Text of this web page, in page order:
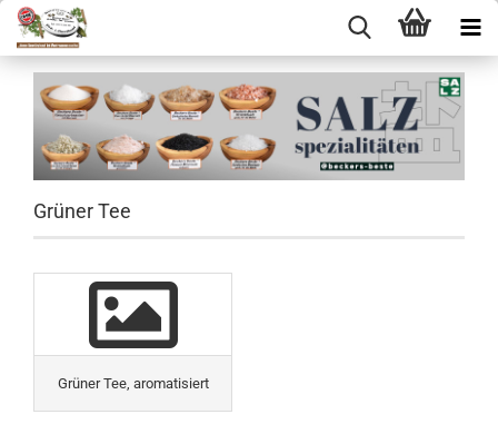
Grüner Tee
Grüner Tee, aromatisiert